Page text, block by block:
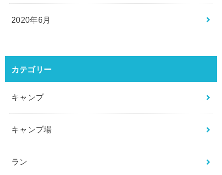
2020年6月
カテゴリー
キャンプ
キャンプ場
ラン